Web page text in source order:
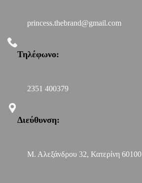
princess.thebrand@gmail.com
Τηλέφωνο:
2351 400379
Διεύθυνση:
Μ. Αλεξάνδρου 32, Κατερίνη 60100